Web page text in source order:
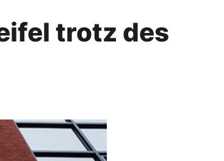
trotz des